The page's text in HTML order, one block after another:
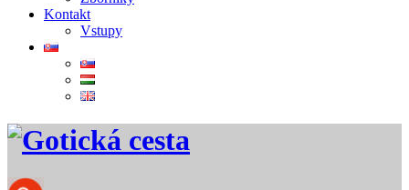
Kontakt
Vstupy